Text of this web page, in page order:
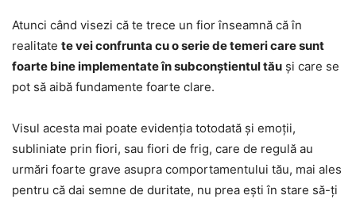
Atunci când visezi că te trece un fior înseamnă că în
realitate te vei confrunta cu o serie de temeri care sunt
foarte bine implementate în subconștientul tău și care se
pot să aibă fundamente foarte clare.
Visul acesta mai poate evidenția totodată și emoții,
subliniate prin fiori, sau fiori de frig, care de regulă au
urmări foarte grave asupra comportamentului tău, mai ales
pentru că dai semne de duritate, nu prea ești în stare să-ți